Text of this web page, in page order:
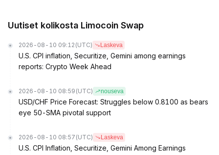
Uutiset kolikosta Limocoin Swap
2026-08-10 09:12 (UTC) Laskeva
U.S. CPI inflation, Securitize, Gemini among earnings
reports: Crypto Week Ahead
2026-08-10 08:59 (UTC) nouseva
USD/CHF Price Forecast: Struggles below 0.8100 as bears
eye 50-SMA pivotal support
2026-08-10 08:57 (UTC) Laskeva
U.S. CPI Inflation, Securitize, Gemini Among Earnings